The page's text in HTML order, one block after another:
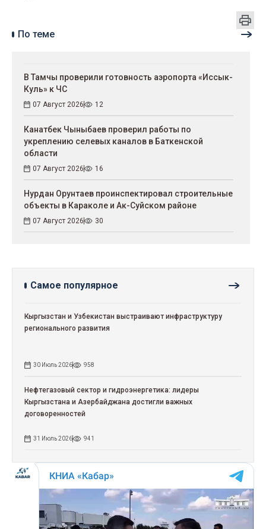
По теме
В Тамчы проверили готовность аэропорта «Иссык-
Куль» к ЧС
07 Август 2026 12
Канатбек Чыныбаев проверил работы по
укреплению селевых каналов в Баткенской
области
07 Август 2026 16
Нурдан Орунтаев проинспектировал строительные
объекты в Караколе и Ак-Суйском районе
07 Август 2026 30
Самое популярное
Кыргызстан и Узбекистан выстраивают инфраструктуру
регионального развития
30 Июль 2026 958
Нефтегазовый сектор и гидроэнергетика: лидеры
Кыргызстана и Азербайджана достигли важных
договоренностей
31 Июль 2026 941